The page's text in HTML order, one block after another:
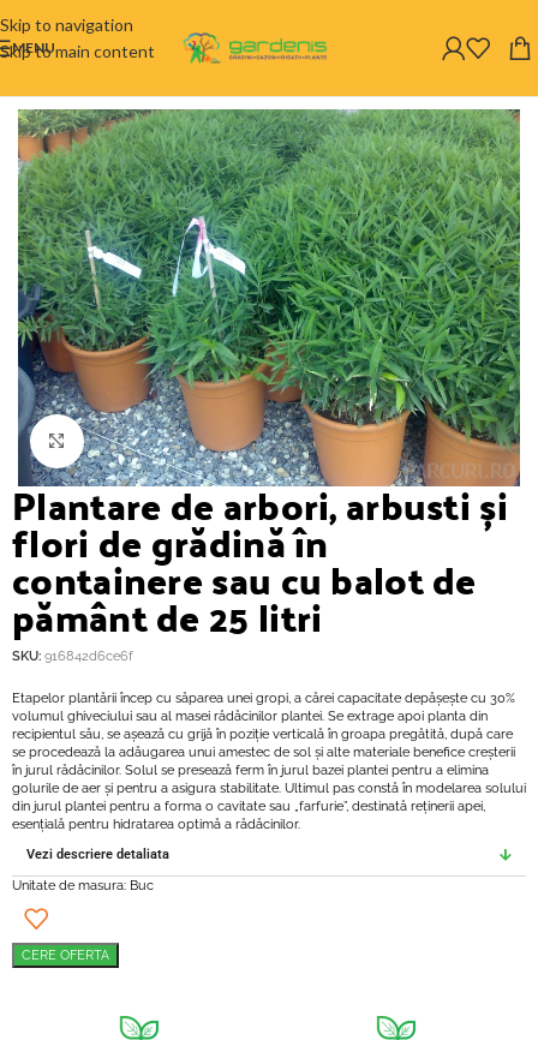
Skip to navigation
Skip to main content
MENU
Click to enlarge
Plantare de arbori, arbusti și
flori de grădină în
containere sau cu balot de
pământ de 25 litri
SKU: 916842d6ce6f
Etapelor plantării încep cu săparea unei gropi, a cărei capacitate depășește cu 30%
volumul ghiveciului sau al masei rădăcinilor plantei. Se extrage apoi planta din
recipientul său, se așează cu grijă în poziție verticală în groapa pregătită, după care
se procedează la adăugarea unui amestec de sol și alte materiale benefice creșterii
în jurul rădăcinilor. Solul se presează ferm în jurul bazei plantei pentru a elimina
golurile de aer și pentru a asigura stabilitate. Ultimul pas constă în modelarea solului
din jurul plantei pentru a forma o cavitate sau „farfurie”, destinată reținerii apei,
esențială pentru hidratarea optimă a rădăcinilor.
Vezi descriere detaliata
Unitate de masura: Buc
CERE OFERTA